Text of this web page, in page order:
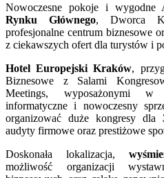
Nowoczesne pokoje i wygodne
Rynku Głównego, Dworca
profesjonalne centrum biznesowe
z ciekawszych ofert dla turystów i
Hotel Europejski Kraków,
Biznesowe z Salami
Meetings, wyposażonymi w
informatyczne i nowoczesny
organizować duże kongresy dla
audyty firmowe oraz prestiżowe
Doskonała lokalizacja,
możliwość organizacji